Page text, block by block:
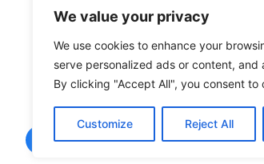
We value your privacy
We use cookies to enhance your
serve personalized ads or content, and
By clicking "Accept All", you consent to
Customize Reject All
Facebook